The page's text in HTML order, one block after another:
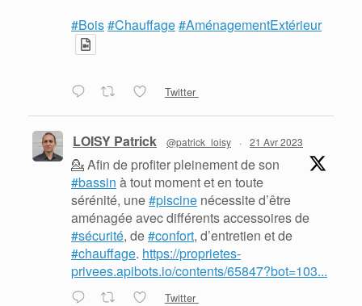
#Bois#Chauffage#AménagementExtérieur
Twitter
LOISY Patrick @patrick_loisy · 21 Avr 2023
💁 Afin de profiter pleinement de son
#bassin à tout moment et en toute
sérénité, une#piscine nécessite d’être
aménagée avec différents accessoires de
#sécurité, de#confort, d’entretien et de
#chauffage. https://proprietes-
privees.apibots.io/contents/65847?bot=103...
Twitter